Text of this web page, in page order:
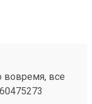
вовремя, все